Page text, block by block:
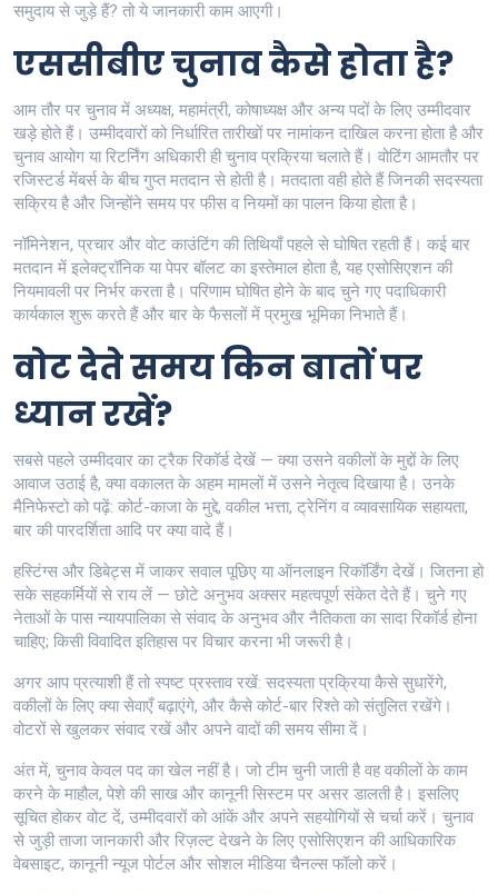
समुदाय से जुड़े हैं? तो ये जानकारी काम आएगी।
एससीबीए चुनाव कैसे होता है?
आम तौर पर चुनाव में अध्यक्ष, महामंत्री, कोषाध्यक्ष और अन्य पदों के लिए उम्मीदवार
खड़े होते हैं। उम्मीदवारों को निर्धारित तारीखों पर नामांकन दाखिल करना होता है और
चुनाव आयोग या रिटर्निंग अधिकारी ही चुनाव प्रक्रिया चलाते हैं। वोटिंग आमतौर पर
रजिस्टर्ड मेंबर्स के बीच गुप्त मतदान से होती है। मतदाता वही होते हैं जिनकी सदस्यता
सक्रिय है और जिन्होंने समय पर फीस व नियमों का पालन किया होता है।
नॉमिनेशन, प्रचार और वोट काउंटिंग की तिथियाँ पहले से घोषित रहती हैं। कई बार
मतदान में इलेक्ट्रॉनिक या पेपर बॉलट का इस्तेमाल होता है, यह एसोसिएशन की
नियमावली पर निर्भर करता है। परिणाम घोषित होने के बाद चुने गए पदाधिकारी
कार्यकाल शुरू करते हैं और बार के फैसलों में प्रमुख भूमिका निभाते हैं।
वोट देते समय किन बातों पर
ध्यान रखें?
सबसे पहले उम्मीदवार का ट्रैक रिकॉर्ड देखें — क्या उसने वकीलों के मुद्दों के लिए
आवाज उठाई है, क्या वकालत के अहम मामलों में उसने नेतृत्व दिखाया है। उनके
मैनिफेस्टो को पढ़ें: कोर्ट-काजा के मुद्दे, वकील भत्ता, ट्रेनिंग व व्यावसायिक सहायता,
बार की पारदर्शिता आदि पर क्या वादे हैं।
हस्टिंग्स और डिबेट्स में जाकर सवाल पूछिए या ऑनलाइन रिकॉर्डिंग देखें। जितना हो
सके सहकर्मियों से राय लें — छोटे अनुभव अक्सर महत्वपूर्ण संकेत देते हैं। चुने गए
नेताओं के पास न्यायपालिका से संवाद के अनुभव और नैतिकता का सादा रिकॉर्ड होना
चाहिए; किसी विवादित इतिहास पर विचार करना भी जरूरी है।
अगर आप प्रत्याशी हैं तो स्पष्ट प्रस्ताव रखें: सदस्यता प्रक्रिया कैसे सुधारेंगे,
वकीलों के लिए क्या सेवाएँ बढ़ाएंगे, और कैसे कोर्ट-बार रिश्ते को संतुलित रखेंगे।
वोटरों से खुलकर संवाद रखें और अपने वादों की समय सीमा दें।
अंत में, चुनाव केवल पद का खेल नहीं है। जो टीम चुनी जाती है वह वकीलों के काम
करने के माहौल, पेशे की साख और कानूनी सिस्टम पर असर डालती है। इसलिए
सूचित होकर वोट दें, उम्मीदवारों को आंकें और अपने सहयोगियों से चर्चा करें। चुनाव
से जुड़ी ताजा जानकारी और रिज़ल्ट देखने के लिए एसोसिएशन की आधिकारिक
वेबसाइट, कानूनी न्यूज पोर्टल और सोशल मीडिया चैनल्स फॉलो करें।